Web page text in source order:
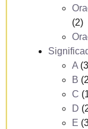
(2)
A
B
C
D
E